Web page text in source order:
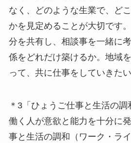
なく、どのような生業で、ど
かを見定めることが大切です
分を共有し、相談事を一緒に
係をどれだけ築けるか。地域
って、共に仕事をしていきた
＊3「ひょうご仕事と生活の調
働く人が意欲と能力を十分に
事と生活の調和（ワーク・ラ